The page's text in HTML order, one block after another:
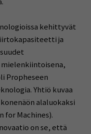
kehittyvät
ja
Propheseen
Yhtiö kuvaa
alaluokaksi
for Machines).
on se, että